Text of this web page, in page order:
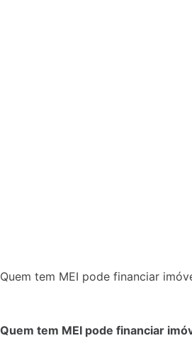
Quem tem MEI pode financiar
Quem tem MEI pode financiar